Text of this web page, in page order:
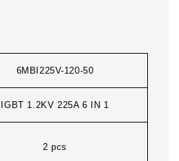
6MBI225V-120-50
IGBT 1.2KV 225A 6 IN 1
2 pcs